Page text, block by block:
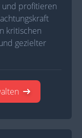
und profitieren
kritischen
gezielter